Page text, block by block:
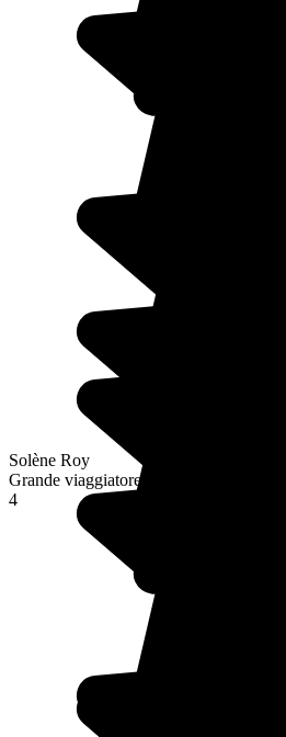
Solène Roy
Grande viaggiatore
4